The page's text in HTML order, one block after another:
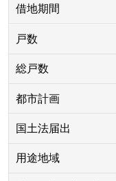
借地期間
戸数
総戸数
都市計画
国土法届出
用途地域